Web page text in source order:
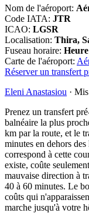
Nom de l'aéroport:
Code IATA: JTR
ICAO: LGSR
Localisation: Thira,
Fuseau horaire:
Carte de l'aéroport:
Réserver un transfert
Eleni Anastasiou ·
Prenez un transfert
balnéaire la plus
km par la route, et le
minutes en dehors
correspond à cette
existe, coûte
mauvaise direction à
40 à 60 minutes. Le
coûts qui
marche jusqu'à votre